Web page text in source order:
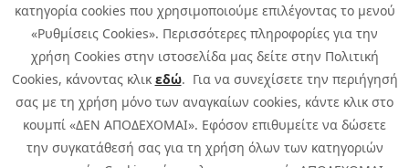
κατηγορία cookies που χρησιμοποιούμε επιλέγοντας το μενού
«Ρυθμίσεις Cookies». Περισσότερες πληροφορίες για την
χρήση Cookies στην ιστοσελίδα μας δείτε στην Πολιτική
Cookies, κάνοντας κλικ εδώ. Για να συνεχίσετε την περιήγησή
σας με τη χρήση μόνο των αναγκαίων cookies, κάντε κλικ στο
κουμπί «ΔΕΝ ΑΠΟΔΕΧΟΜΑΙ». Εφόσον επιθυμείτε να δώσετε
την συγκατάθεσή σας για τη χρήση όλων των κατηγοριών